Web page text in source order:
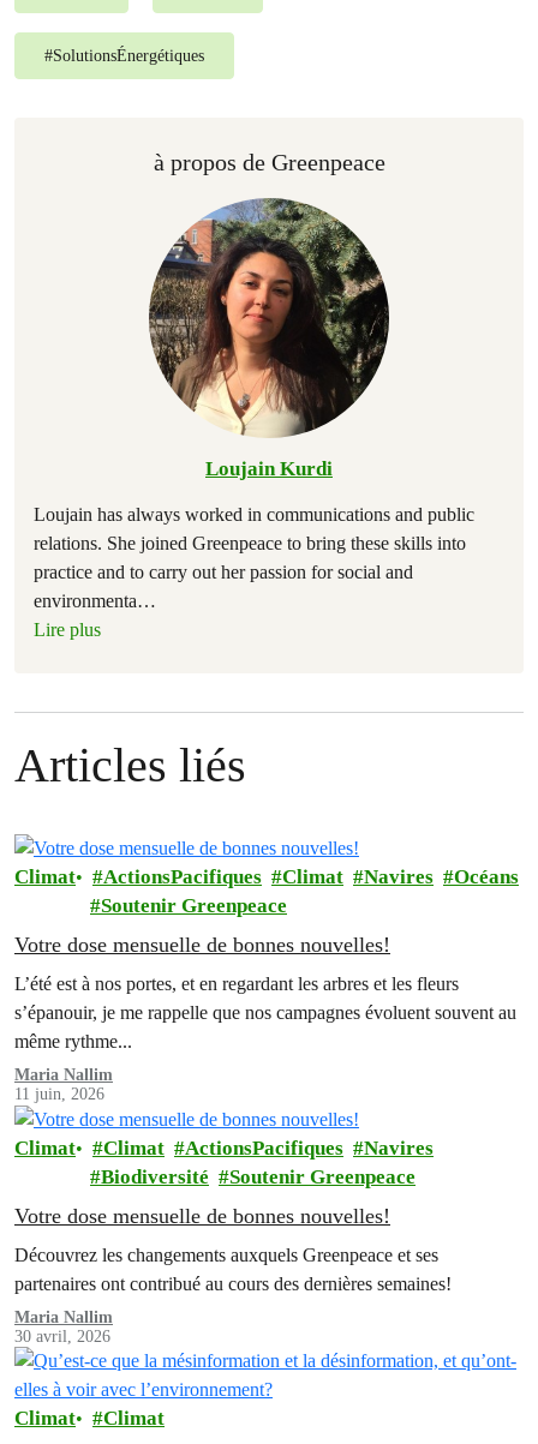
#SolutionsÉnergétiques
à propos de Greenpeace
Loujain Kurdi
Loujain has always worked in communications and public
relations. She joined Greenpeace to bring these skills into
practice and to carry out her passion for social and
environmenta…
Lire plus
Articles liés
Climat ActionsPacifiques Climat Navires
Océans
Soutenir Greenpeace
Votre dose mensuelle de bonnes nouvelles!
L’été est à nos portes, et en regardant les arbres et les fleurs
s’épanouir, je me rappelle que nos campagnes évoluent souvent au
même rythme...
Maria Nallim
11 juin, 2026
Climat Climat ActionsPacifiques
Navires
Biodiversité
Soutenir Greenpeace
Votre dose mensuelle de bonnes nouvelles!
Découvrez les changements auxquels Greenpeace et ses
partenaires ont contribué au cours des dernières semaines!
Maria Nallim
30 avril, 2026
Climat Climat